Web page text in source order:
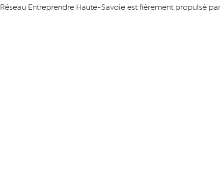
Réseau Entreprendre Haute-Savoie est fièrement propulsé